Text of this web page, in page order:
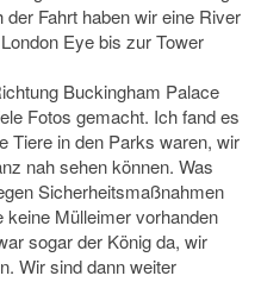
Fahrt haben wir eine River
Eye bis zur Tower
Buckingham Palace
Fotos gemacht. Ich fand es
Tiere in den Parks waren, wir
nah sehen können. Was
Sicherheitsmaßnahmen
Mülleimer vorhanden
sogar der König da, wir
Wir sind dann weiter